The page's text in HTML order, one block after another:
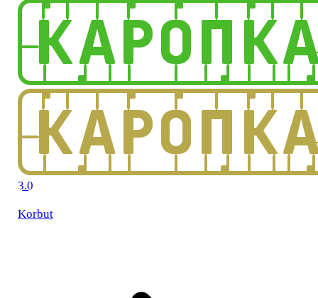
3.0
Korbut